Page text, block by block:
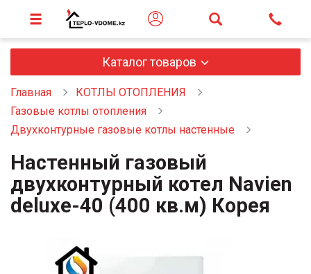
Каталог товаров
Главная
КОТЛЫ ОТОПЛЕНИЯ
Газовые котлы отопления
Двухконтурные газовые котлы настенные
Настенный газовый
двухконтурный котел Navien
deluxe-40 (400 кв.м) Корея